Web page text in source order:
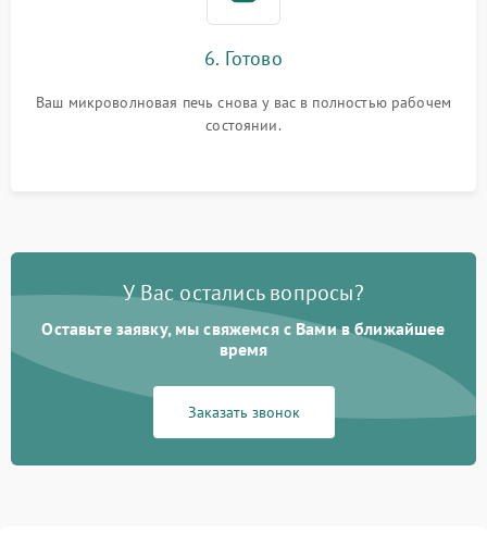
6. Готово
Ваш микроволновая печь снова у вас в полностью рабочем
состоянии.
У Вас остались вопросы?
Оставьте заявку, мы свяжемся с Вами в ближайшее
время
Заказать звонок